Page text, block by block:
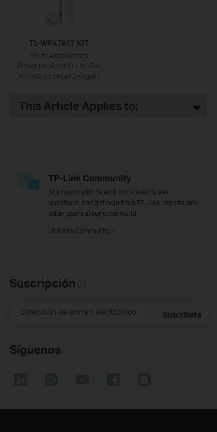
TL-WPA7817 KIT
Kit de Adaptadores
Powerline AV1000 + Wi-Fi 6
AX1500 con Puerto Gigabit
This Article Applies to:
TP-Link Community
Still need help? Search for answers, ask
questions, and get help from TP-Link experts and
other users around the world.
Visit the Community >
Suscripción
Dirección de correo electrónico Suscríbete
Síguenos